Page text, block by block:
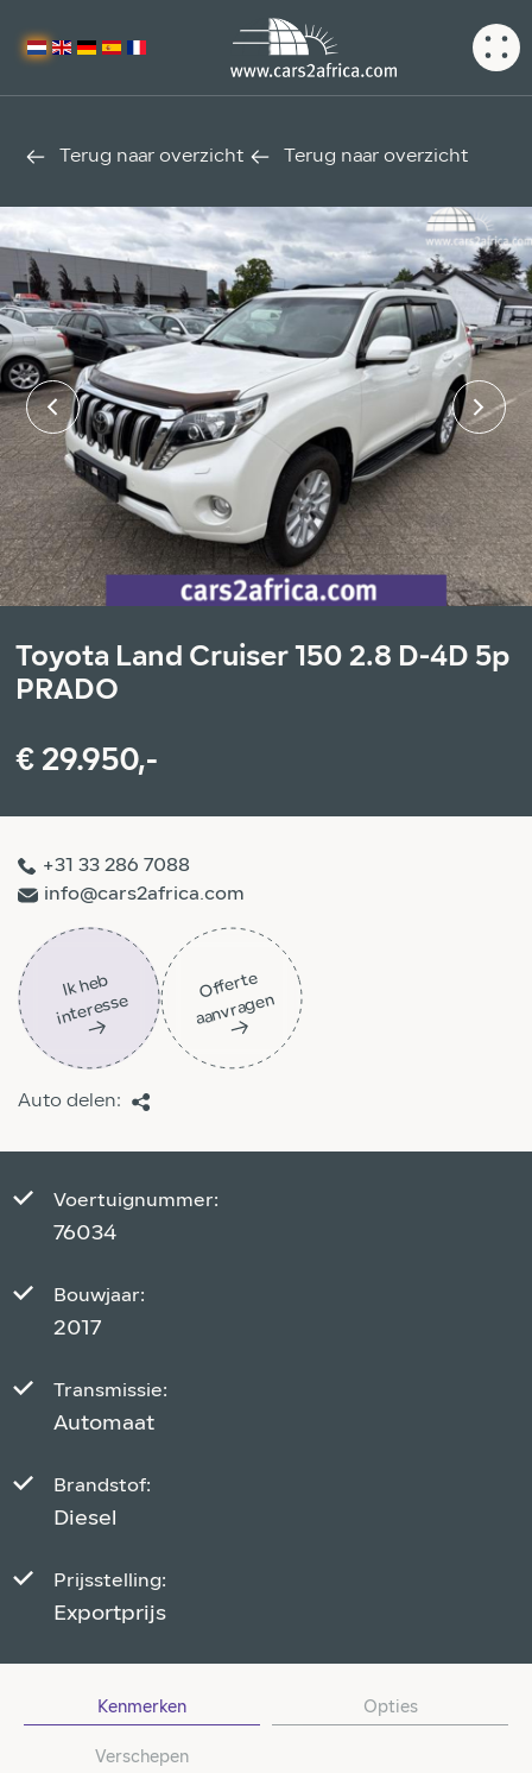
Terug naar overzicht Terug naar overzicht
Toyota Land Cruiser 150 2.8 D-4D 5p
PRADO
€ 29.950,-
+31 33 286 7088
info@cars2africa.com
Ik
h
e
b
i
nt
er
ess
e
Off
ert
e
aa
n
vra
g
e
n
Auto delen:
Voertuignummer:
76034
Bouwjaar:
2017
Transmissie:
Automaat
Brandstof:
Diesel
Prijsstelling:
Exportprijs
Kenmerken Opties
Verschepen